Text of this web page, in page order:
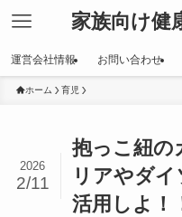
家族向け健
運営会社情報 お問い合わせ
ホーム 育児
抱っこ紐の
リアやダ
活用しよ！
2026
2/11